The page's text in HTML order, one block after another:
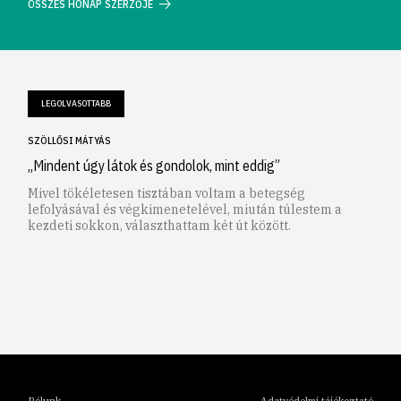
ÖSSZES HÓNAP SZERZŐJE
LEGOLVASOTTABB
SZÖLLŐSI MÁTYÁS
„Mindent úgy látok és gondolok, mint eddig”
Mivel tökéletesen tisztában voltam a betegség
lefolyásával és végkimenetelével, miután túlestem a
kezdeti sokkon, választhattam két út között.